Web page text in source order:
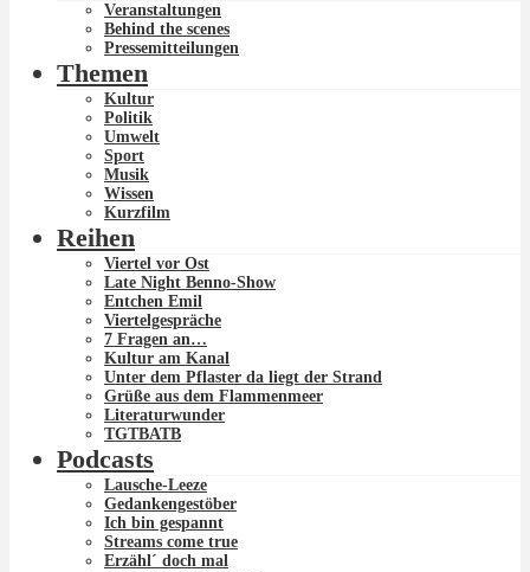
Veranstaltungen
Behind the scenes
Pressemitteilungen
Themen
Kultur
Politik
Umwelt
Sport
Musik
Wissen
Kurzfilm
Reihen
Viertel vor Ost
Late Night Benno-Show
Entchen Emil
Viertelgespräche
7 Fragen an…
Kultur am Kanal
Unter dem Pflaster da liegt der Strand
Grüße aus dem Flammenmeer
Literaturwunder
TGTBATB
Podcasts
Lausche-Leeze
Gedankengestöber
Ich bin gespannt
Streams come true
Erzähl´ doch mal